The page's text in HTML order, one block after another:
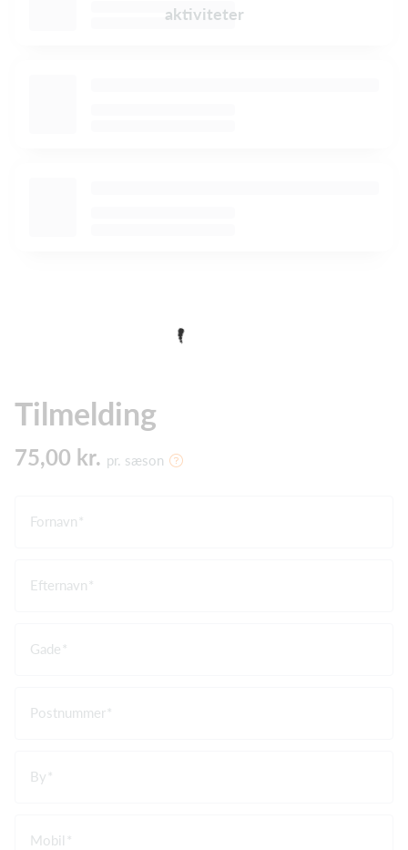
aktiviteter
Tilmelding
75,00 kr. pr. sæson
Fornavn
Efternavn
Gade
Postnummer
By
Mobil